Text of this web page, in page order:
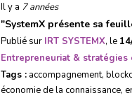
Il y a 7 années
"SystemX présente sa
Publié sur IRT SYSTEMX, le
Entrepreneuriat & stratégies
Tags : accompagnement,
économie de la connaissance,